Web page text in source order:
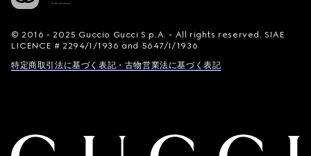
© 2016 - 2025 Guccio Gucci S.p.A. - All rights reserved. SIAE
LICENCE # 2294/I/1936 and 5647/I/1936
特定商取引法に基づく表記・古物営業法に基づく表記